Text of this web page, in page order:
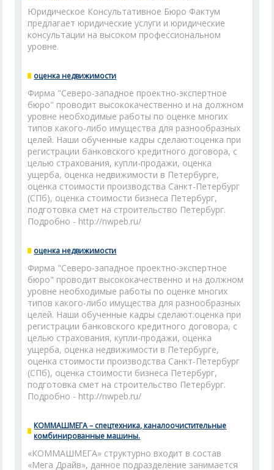
Юридическое Консультативное Бюро Фактум
предлагает юридические услуги и юридические
консультации на высоком профессиональном
уровне.
оценка недвижимости
Фирма "Северо-западное проектно-экспертное
бюро" проводит высококачественно и на должном
уровне необходимые работы по оценке многих
типов какого-либо имущества для разнообразных
целей. Наши обученные кадры сделают:оценка при
регистрации банковского кредитного договора, с
целью страхования, купли-продажи, оценка
ущерба, оценка недвижимости в Петербурге,
оценка стоимости производства Санкт-Петербург
(СПб), оценка стоимости бизнеса Петербург,
подготовка смет на строительство Петербург.
Подробно - http://nwpeb.ru/
оценка недвижимости
Фирма "Северо-западное проектно-экспертное
бюро" проводит высококачественно и на должном
уровне необходимые работы по оценке многих
типов какого-либо имущества для разнообразных
целей. Наши обученные кадры сделают:оценка при
регистрации банковского кредитного договора, с
целью страхования, купли-продажи, оценка
ущерба, оценка недвижимости в Петербурге,
оценка стоимости производства Санкт-Петербург
(СПб), оценка стоимости бизнеса Петербург,
подготовка смет на строительство Петербург.
Подробно - http://nwpeb.ru/
КОММАШМЕГА – спецтехника, каналоочистительные
комбинированные машины.
«КОММАШМЕГА» структурно входит в состав
«Мега Драйв», данное подразделение занимается